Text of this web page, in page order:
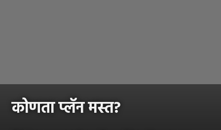
कोणता प्लॅन मस्त?